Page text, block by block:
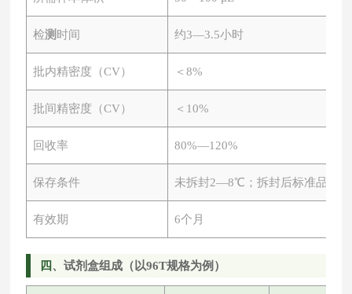
检测 时间 约3—3.5小时
批内精密度（CV） ＜8%
批间精密度（CV） ＜ 10%
回收率 80%—120%
保存条件 未拆封2—8℃；拆封后标准品-
有效期 6个月
四、试剂盒组成（以96T规格为例）